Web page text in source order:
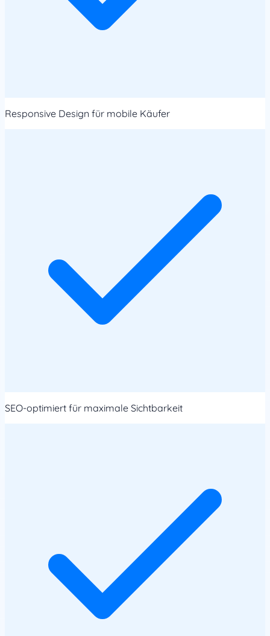
Responsive Design für mobile Käufer
SEO-optimiert für maximale Sichtbarkeit